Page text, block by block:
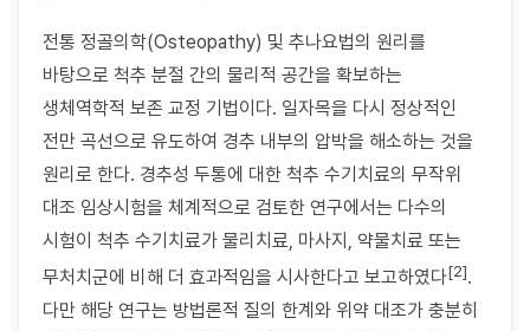
전통 정골의학(Osteopathy) 및 추나요법의 원리를
바탕으로 척추 분절 간의 물리적 공간을 확보하는
생체역학적 보존 교정 기법이다. 일자목을 다시 정상적인
전만 곡선으로 유도하여 경추 내부의 압박을 해소하는 것을
원리로 한다. 경추성 두통에 대한 척추 수기치료의 무작위
대조 임상시험을 체계적으로 검토한 연구에서는 다수의
시험이 척추 수기치료가 물리치료, 마사지, 약물치료 또는
무처치군에 비해 더 효과적임을 시사한다고 보고하였다[2].
다만 해당 연구는 방법론적 질의 한계와 위약 대조가 충분히